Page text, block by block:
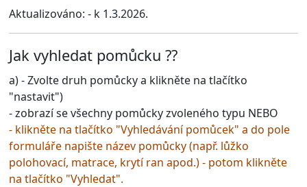
Aktualizováno: - k 1.3.2026.
Jak vyhledat pomůcku ??
a) - Zvolte druh pomůcky a klikněte na tlačítko
"nastavit")
- zobrazí se všechny pomůcky zvoleného typu NEBO
- klikněte na tlačítko "Vyhledávání pomůcek" a do pole
formuláře napište název pomůcky (např. lůžko
polohovací, matrace, krytí ran apod.) - potom klikněte
na tlačítko "Vyhledat".